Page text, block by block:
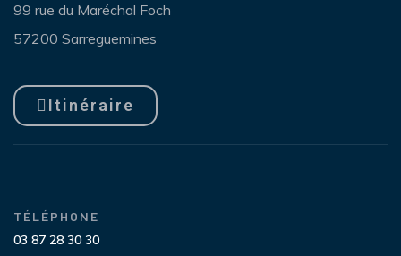
99 rue du Maréchal Foch
57200 Sarreguemines
Itinéraire
TÉLÉPHONE
03 87 28 30 30